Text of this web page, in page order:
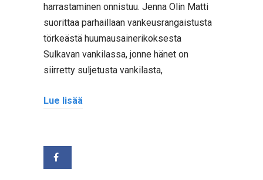
harrastaminen onnistuu. Jenna Olin Matti
suorittaa parhaillaan vankeusrangaistusta
törkeästä huumausainerikoksesta
Sulkavan vankilassa, jonne hänet on
siirretty suljetusta vankilasta,
Lue lisää